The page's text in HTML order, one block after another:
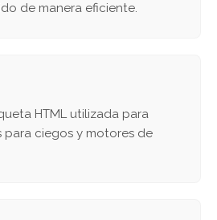
de manera eficiente.
HTML utilizada para
para ciegos y motores de